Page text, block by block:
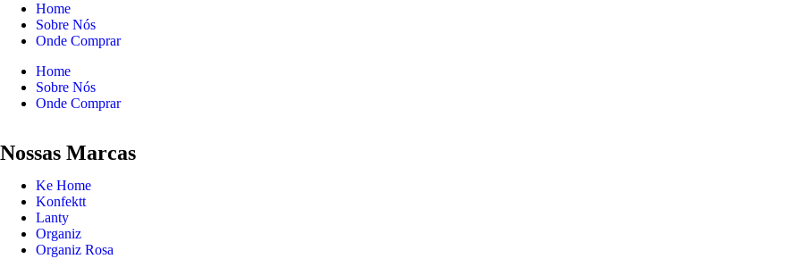
Home
Sobre Nós
Onde Comprar
Home
Sobre Nós
Onde Comprar
Nossas Marcas
Ke Home
Konfektt
Lanty
Organiz
Organiz Rosa